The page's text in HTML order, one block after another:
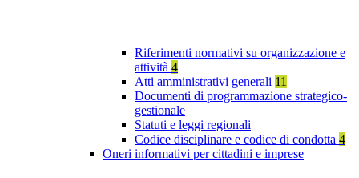
Riferimenti normativi su organizzazione e
attività 4
Atti amministrativi generali 11
Documenti di programmazione strategico-
gestionale
Statuti e leggi regionali
Codice disciplinare e codice di condotta 4
Oneri informativi per cittadini e imprese